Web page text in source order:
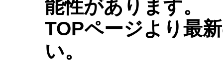
能性があります。
TOPページより最
い。